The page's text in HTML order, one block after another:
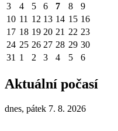
3
4 5 6 7 8
9
10 11 12 13 14 15 16
17 18 19 20 21 22 23
24 25 26 27 28 29 30
31 1 2 3 4 5 6
Aktuální počasí
dnes, pátek 7. 8. 2026